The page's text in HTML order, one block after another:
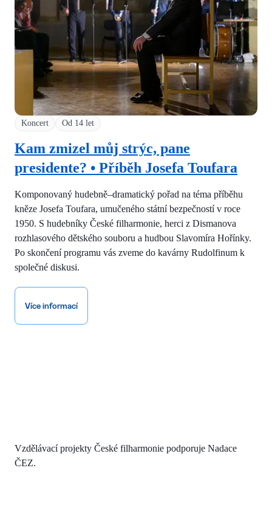
Koncert Od 14 let
Kam zmizel můj strýc, pane
presidente? • Příběh Josefa Toufara
Komponovaný hudebně–dramatický pořad na téma příběhu
kněze Josefa Toufara, umučeného státní bezpečností v roce
1950. S hudebníky České filharmonie, herci z Dismanova
rozhlasového dětského souboru a hudbou Slavomíra Hořínky.
Po skončení programu vás zveme do kavárny Rudolfinum k
společné diskusi.
Více informací
Vzdělávací projekty České filharmonie podporuje Nadace
ČEZ.